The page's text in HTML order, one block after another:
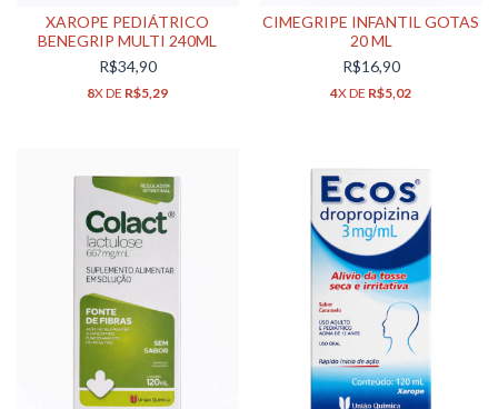
XAROPE PEDIÁTRICO
BENEGRIP MULTI 240ML
R$34,90
8X DE R$5,29
CIMEGRIPE INFANTIL GOTAS
20 ML
R$16,90
4X DE R$5,02